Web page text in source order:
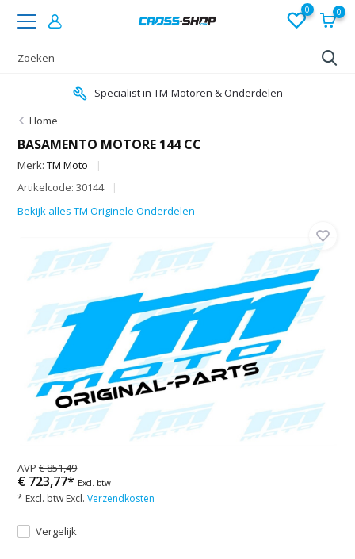
0 0
Specialist in TM-Motoren & Onderdelen
Home
BASAMENTO MOTORE 144 CC
Merk:TM Moto
Artikelcode: 30144
Bekijk alles TM Originele Onderdelen
AVP€ 851,49
€ 723,77* Excl. btw
* Excl. btw Excl.Verzendkosten
Vergelijk